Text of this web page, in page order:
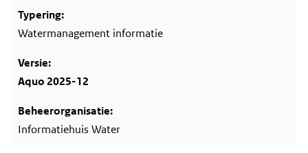
Watermanagement informatie
Aquo 2025-12
Informatiehuis Water